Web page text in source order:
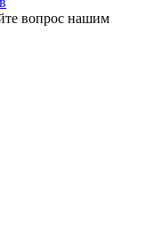
вопрос нашим